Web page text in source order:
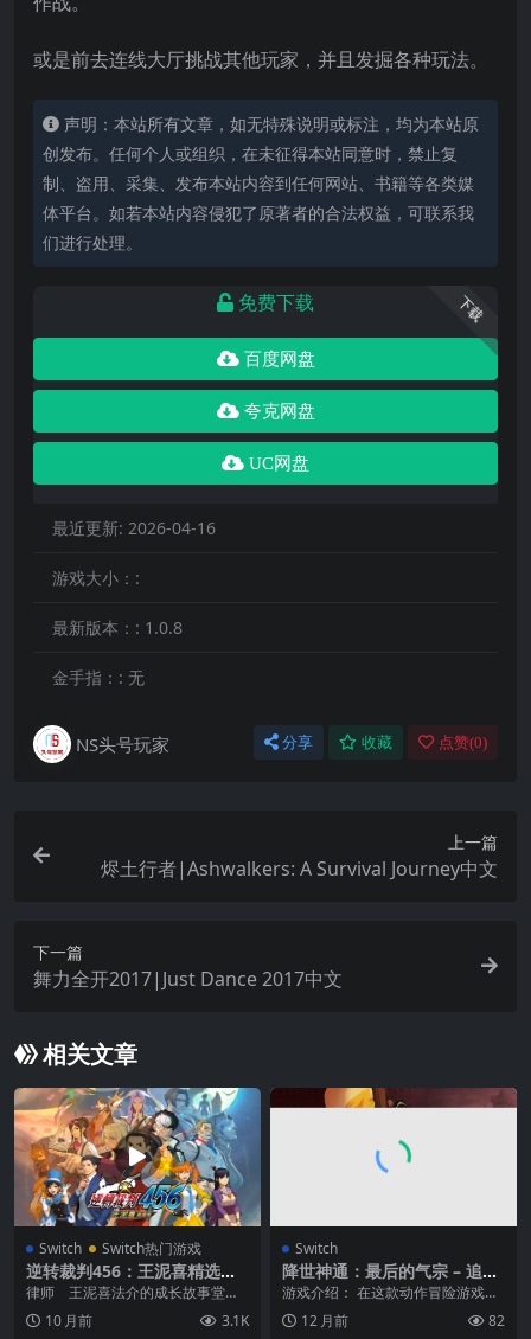
或是前去连线大厅挑战其他玩家，并且发掘各种玩法。
声明：本站所有文章，如无特殊说明或标注，均为本站原
创发布。任何个人或组织，在未征得本站同意时，禁止复
制、盗用、采集、发布本站内容到任何网站、书籍等各类媒
体平台。如若本站内容侵犯了原著者的合法权益，可联系我
们进行处理。
下载
免费下载
百度网盘
夸克网盘
UC网盘
最近更新: 2026-04-16
游戏大小：:
最新版本：: 1.0.8
金手指：: 无
NS头号玩家 分享 收藏 点赞(0)
上一篇
烬土行者|Ashwalkers: A Survival Journey中文
下一篇
舞力全开2017|Just Dance 2017中文
相关文章
Switch Switch热门游戏
逆转裁判456：王泥喜精选集|
Apollo Justice: Ace Attorne
律师 王泥喜法介的成长故事堂堂
复苏！ 以新人律师“王泥喜法介”与
传奇律师“成步堂...
10 月前 3.1K
Switch
降世神通：最后的气宗 – 追求
平衡|Avatar The Last Airbe
游戏介绍： 在这款动作冒险游戏
中，“Team Avatar”回归！重温原版
《降世...
12 月前 82